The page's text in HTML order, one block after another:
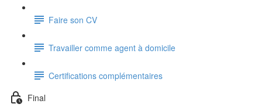
Faire son CV
Travailler comme agent à domicile
Certifications complémentaires
Final